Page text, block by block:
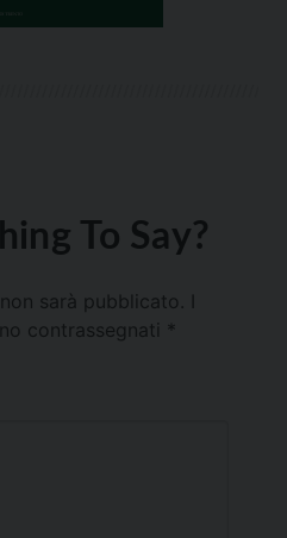
To Say?
sarà pubblicato.
contrassegnati *